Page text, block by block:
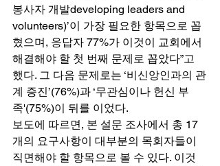
봉사자 개발developing leaders and
volunteers)’이 가장 필요한 항목으로 꼽
혔으며, 응답자 77%가 이것이 교회에서
해결해야 할 첫 번째 문제로 꼽았다”고
했다. 그 다음 문제로는 ‘비신앙인과의 관
계 증진’(76%)과 ‘무관심이나 헌신 부
족'(75%)이 뒤를 이었다.
보도에 따르면, 본 설문 조사에서 총 17
개의 요구사항이 대부분의 목회자들이
직면해야 할 항목으로 볼 수 있다. 이것